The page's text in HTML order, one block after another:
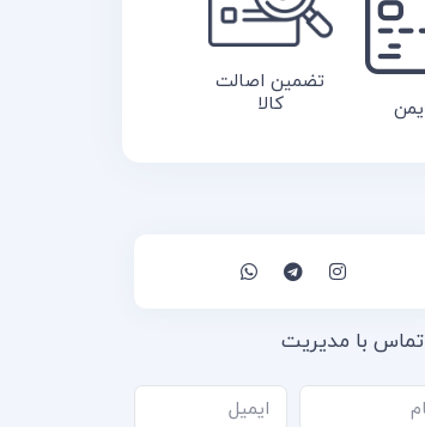
تضمین اصالت
کالا
تماس با مدیریت